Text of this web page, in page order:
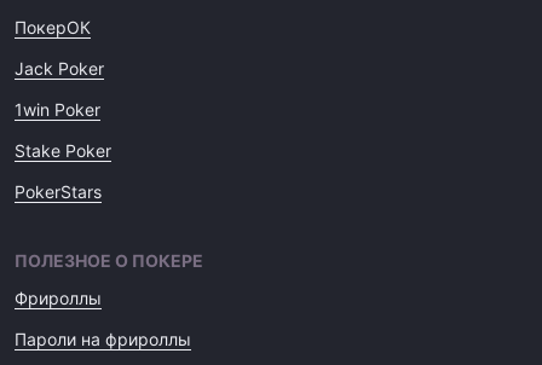
ПокерОК
Jack Poker
1win Poker
Stake Poker
PokerStars
ПОЛЕЗНОЕ О ПОКЕРЕ
Фрироллы
Пароли на фрироллы